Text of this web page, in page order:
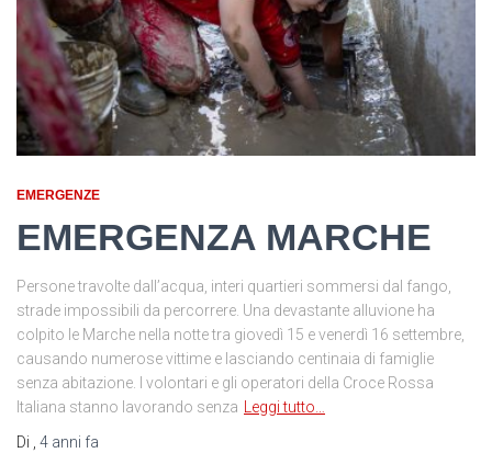
EMERGENZE
EMERGENZA MARCHE
Persone travolte dall’acqua, interi quartieri sommersi dal fango,
strade impossibili da percorrere. Una devastante alluvione ha
colpito le Marche nella notte tra giovedì 15 e venerdì 16 settembre,
causando numerose vittime e lasciando centinaia di famiglie
senza abitazione. I volontari e gli operatori della Croce Rossa
Italiana stanno lavorando senza Leggi tutto…
Di , 4 anni fa